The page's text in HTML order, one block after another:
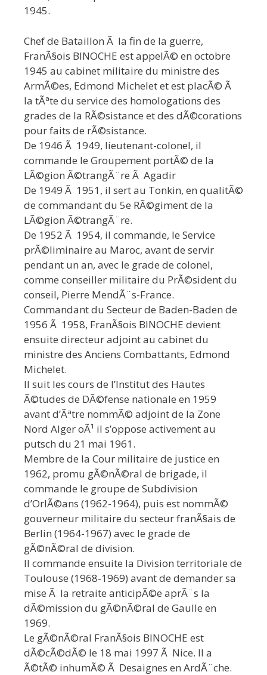
1945.
Chef de Bataillon Ã la fin de la guerre,
FranÃ§ois BINOCHE est appelÃ© en octobre
1945 au cabinet militaire du ministre des
ArmÃ©es, Edmond Michelet et est placÃ© Ã
la tÃªte du service des homologations des
grades de la RÃ©sistance et des dÃ©corations
pour faits de rÃ©sistance.
De 1946 Ã 1949, lieutenant-colonel, il
commande le Groupement portÃ© de la
LÃ©gion Ã©trangÃ¨re Ã Agadir
De 1949 Ã 1951, il sert au Tonkin, en qualitÃ©
de commandant du 5e RÃ©giment de la
LÃ©gion Ã©trangÃ¨re.
De 1952 Ã 1954, il commande, le Service
prÃ©liminaire au Maroc, avant de servir
pendant un an, avec le grade de colonel,
comme conseiller militaire du PrÃ©sident du
conseil, Pierre MendÃ¨s-France.
Commandant du Secteur de Baden-Baden de
1956 Ã 1958, FranÃ§ois BINOCHE devient
ensuite directeur adjoint au cabinet du
ministre des Anciens Combattants, Edmond
Michelet.
Il suit les cours de l’Institut des Hautes
Ã©tudes de DÃ©fense nationale en 1959
avant d’Ãªtre nommÃ© adjoint de la Zone
Nord Alger oÃ¹ il s’oppose activement au
putsch du 21 mai 1961.
Membre de la Cour militaire de justice en
1962, promu gÃ©nÃ©ral de brigade, il
commande le groupe de Subdivision
d’OrlÃ©ans (1962-1964), puis est nommÃ©
gouverneur militaire du secteur franÃ§ais de
Berlin (1964-1967) avec le grade de
gÃ©nÃ©ral de division.
Il commande ensuite la Division territoriale de
Toulouse (1968-1969) avant de demander sa
mise Ã la retraite anticipÃ©e aprÃ¨s la
dÃ©mission du gÃ©nÃ©ral de Gaulle en
1969.
Le gÃ©nÃ©ral FranÃ§ois BINOCHE est
dÃ©cÃ©dÃ© le 18 mai 1997 Ã Nice. Il a
Ã©tÃ© inhumÃ© Ã Desaignes en ArdÃ¨che.